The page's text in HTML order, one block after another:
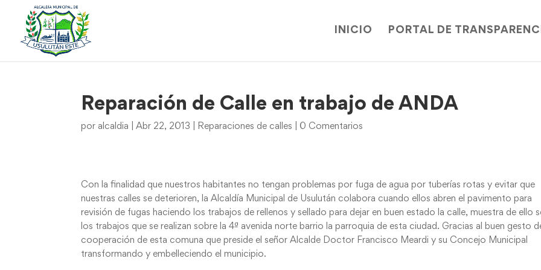
INICIO PORTAL DE
Reparación de Calle en trabajo de ANDA
por alcaldia |Abr 22, 2013 Reparaciones de calles 0 Comentarios
Con la finalidad que nuestros habitantes no tengan problemas por fuga de agua por tuberías rotas y evitar que
nuestras calles se deterioren, la Alcaldía Municipal de Usulután colabora cuando ellos abren el pavimento para
revisión de fugas haciendo los trabajos de rellenos y sellado para dejar en buen estado la calle, muestra de ello
los trabajos que se realizan sobre la 4ª avenida norte barrio la parroquia de esta ciudad. Gracias al buen gesto
cooperación de esta comuna que preside el señor Alcalde Doctor Francisco Meardi y su Concejo Municipal
transformando y embelleciendo el municipio.